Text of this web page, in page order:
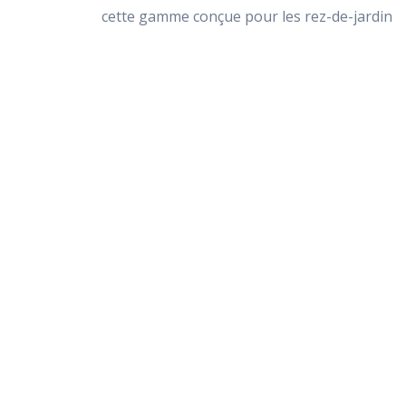
cette gamme conçue pour les rez-de-jardin